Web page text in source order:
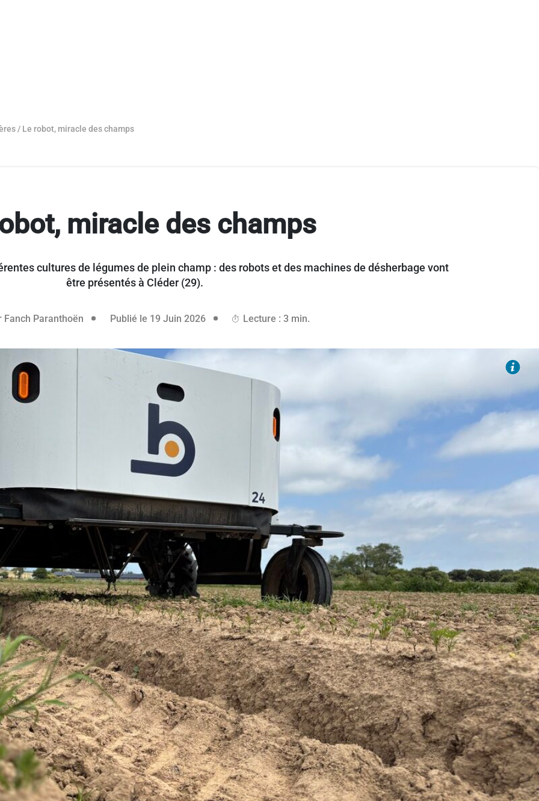
/ Le robot, miracle des champs
miracle des champs
cultures de légumes de plein champ : des robots et des machines de désherbage vont
être présentés à Cléder (29).
Fanch Paranthoën Publié le 19 Juin 202618 juin 2026Lecture : 3 min.